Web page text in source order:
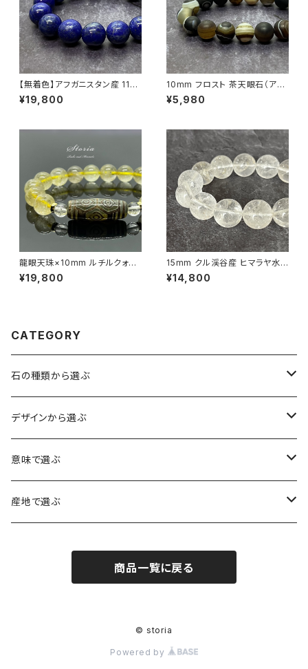
【無着色】アフガニスタン産 11ｍ
ｍラピズラズリ ブレスレット
¥19,800
10mm フロスト 茶天眼石（アイ
アゲート）ブレスレット
¥5,980
龍眼天珠×10mm ルチルクォー
ツ（金針水晶）×ヒマラヤ水晶 ブ
レスレット
¥19,800
15mm クル渓谷産 ヒマラヤ水
晶 ブレスレット 微細な虹・ライ
モナイト入り【画像現物】
¥14,800
CATEGORY
石の種類から選ぶ
水晶（クォーツ）
アイリスクォーツ（虹入り水晶）
ヒマラヤ水晶
ローズクォーツ（紅水晶）
アメジスト（紫水晶）
スモーキークォーツ（煙水晶）
アイリススモーキークォーツ（虹入り水晶）
デザインから選ぶ
龍彫刻（水晶）
龍彫刻（オニキス）
意味で選ぶ
魔除け・厄除け
癒やし・ヒーリング
産地で選ぶ
商品一覧に戻る
© storia
Powered by